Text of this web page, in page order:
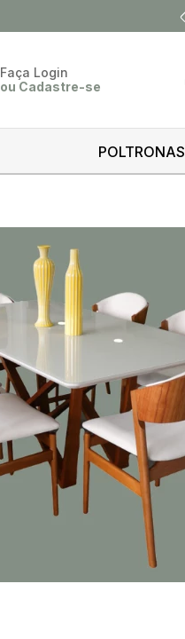
Faça Login
ou Cadastre-se
Entrar
Novo cliente?
Cadastre-se
Cadastrar
POLTRONAS